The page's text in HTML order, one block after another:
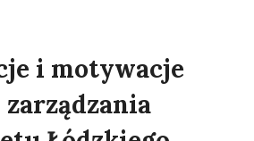
i motywacje